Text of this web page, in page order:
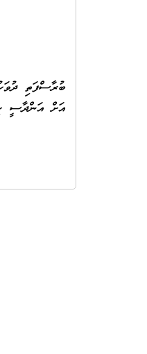
މިރަށުގެ
އަށް އަންދާސީ
މަޢުލޫމާތު